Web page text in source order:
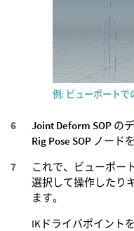
例: ビューポートで
Joint Deform SOP の
Rig Pose SOP ノード
これで、ビューポー
選択して操作したり
ます。
IKドライバポイント